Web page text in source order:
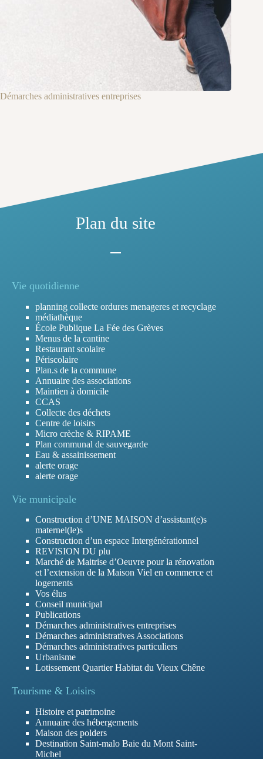
Démarches administratives entreprises
Plan du site
Vie quotidienne
planning collecte ordures menageres et recyclage
médiathèque
École Publique La Fée des Grèves
Menus de la cantine
Restaurant scolaire
Périscolaire
Plan.s de la commune
Annuaire des associations
Maintien à domicile
CCAS
Collecte des déchets
Centre de loisirs
Micro crèche & RIPAME
Plan communal de sauvegarde
Eau & assainissement
alerte orage
alerte orage
Vie municipale
Construction d’UNE MAISON d’assistant(e)s
maternel(le)s
Construction d’un espace Intergénérationnel
REVISION DU plu
Marché de Maitrise d’Oeuvre pour la rénovation
et l’extension de la Maison Viel en commerce et
logements
Vos élus
Conseil municipal
Publications
Démarches administratives entreprises
Démarches administratives Associations
Démarches administratives particuliers
Urbanisme
Lotissement Quartier Habitat du Vieux Chêne
Tourisme & Loisirs
Histoire et patrimoine
Annuaire des hébergements
Maison des polders
Destination Saint-malo Baie du Mont Saint-
Michel